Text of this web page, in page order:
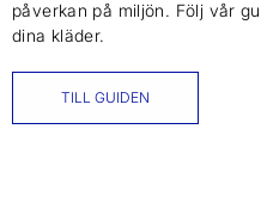
påverkan på miljön. Följ vår
dina kläder.
TILL GUIDEN